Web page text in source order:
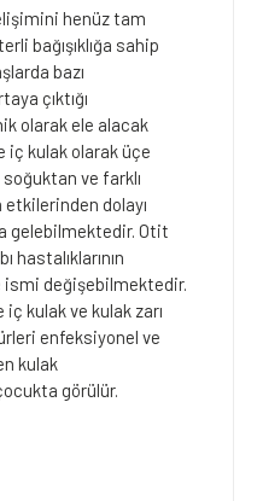
henüz tam
bağışıklığa sahip
bazı
çıktığı
olarak ele alacak
iç kulak olarak üçe
ve farklı
etkilerinden dolayı
gelebilmektedir. Otit
hastalıklarının
ismi değişebilmektedir.
iç kulak ve kulak zarı
enfeksiyonel ve
kulak
görülür.